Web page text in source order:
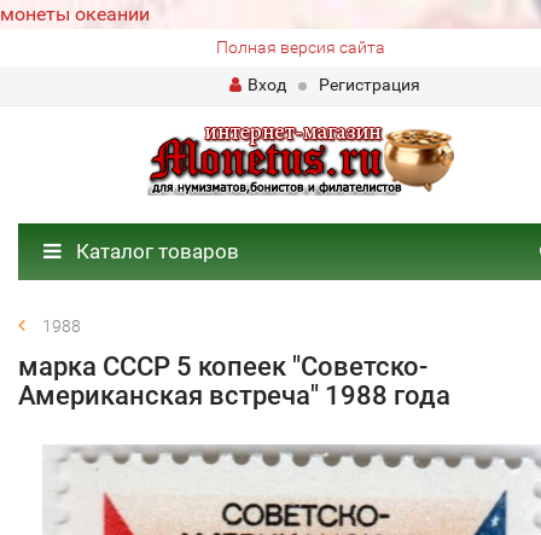
монеты океании
Полная версия сайта
Вход
Регистрация
Каталог товаров
1988
марка СССР 5 копеек "Советско-
Американская встреча" 1988 года